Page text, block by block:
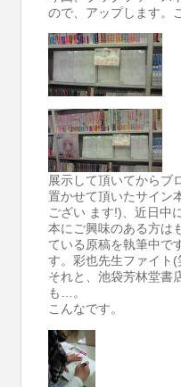
ので、アップします。
展示して頂いてからブ
置かせて頂いたサイン
ござい ます!)、近日中
本にご興味のある方は
ている原稿を執筆中で
す。彩也先生ファイト(
それと、池袋芳林堂書
も…。
こんなです。